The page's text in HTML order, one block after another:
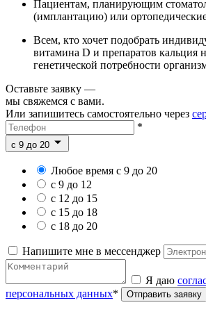
Пациентам, планирующим
(имплантацию) или
Всем, кто хочет подобрать
витамина D и препаратов кальция
генетической потребности
Оставьте заявку —
мы свяжемся с вами.
Или запишитесь самостоятельно через
*
c 9 до 20
Любое время с 9 до 20
с 9 до 12
с 12 до 15
с 15 до 18
с 18 до 20
Напишите мне в мессенджер
Я даю
персональных данных* Отправить заявку